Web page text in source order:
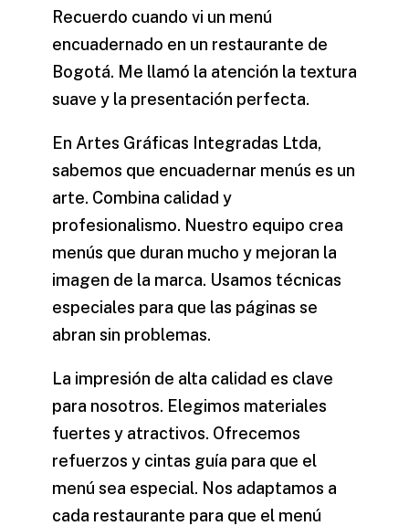
Recuerdo cuando vi un menú
encuadernado en un restaurante de
Bogotá. Me llamó la atención la textura
suave y la presentación perfecta.
En Artes Gráficas Integradas Ltda,
sabemos que encuadernar menús es un
arte. Combina calidad y
profesionalismo. Nuestro equipo crea
menús que duran mucho y mejoran la
imagen de la marca. Usamos técnicas
especiales para que las páginas se
abran sin problemas.
La impresión de alta calidad es clave
para nosotros. Elegimos materiales
fuertes y atractivos. Ofrecemos
refuerzos y cintas guía para que el
menú sea especial. Nos adaptamos a
cada restaurante para que el menú